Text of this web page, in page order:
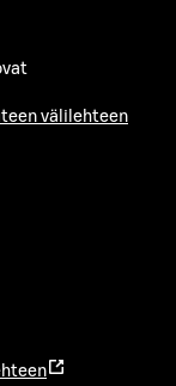
välilehteen